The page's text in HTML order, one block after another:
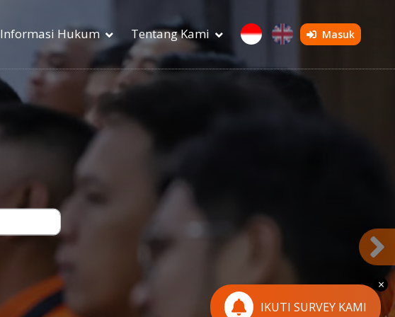
Informasi Hukum Tentang Kami Masuk
Cari
IKUTI SURVEY KAMI
×